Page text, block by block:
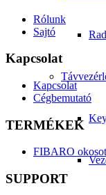
Rólunk
Sajtó
Kapcsolat
Kapcsolat
Cégbemutató
TERMÉKEK
FIBARO
SUPPORT